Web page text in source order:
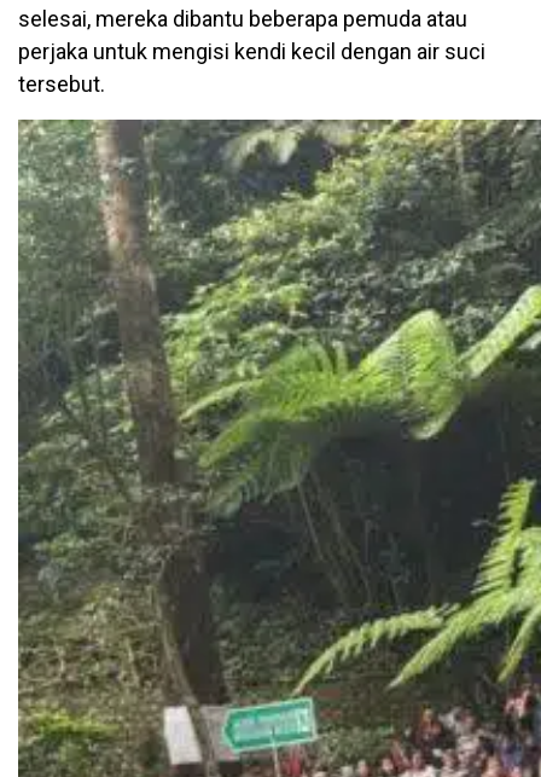
selesai, mereka dibantu beberapa pemuda atau
perjaka untuk mengisi kendi kecil dengan air suci
tersebut.